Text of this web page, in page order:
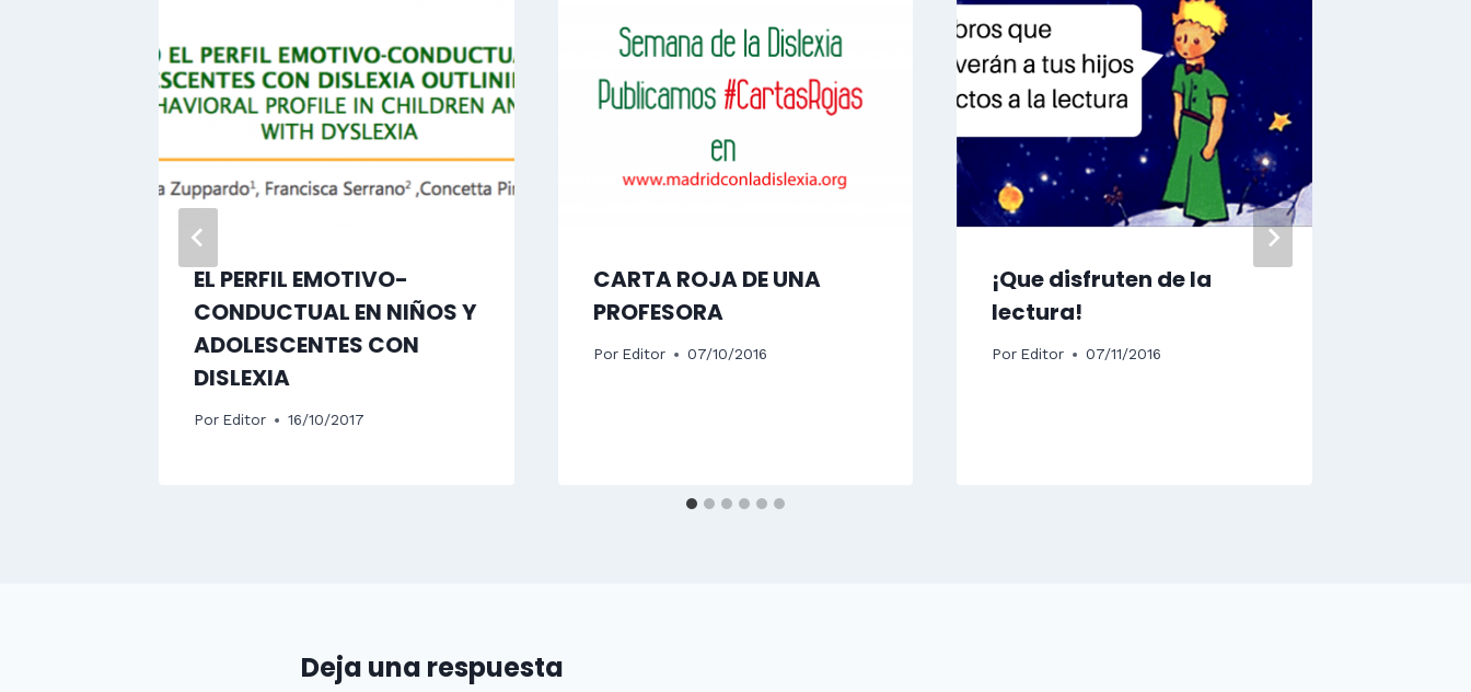
EL PERFIL EMOTIVO-
CONDUCTUAL EN NIÑOS Y
ADOLESCENTES CON
DISLEXIA
Por Editor 16/10/2017
CARTA ROJA DE UNA
PROFESORA
Por Editor 07/10/2016
¡Que disfruten de la
lectura!
Por Editor 07/11/2016
Deja una respuesta